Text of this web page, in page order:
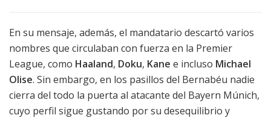
En su mensaje, además, el mandatario descartó varios
nombres que circulaban con fuerza en la Premier
League, como Haaland, Doku, Kane e incluso Michael
Olise. Sin embargo, en los pasillos del Bernabéu nadie
cierra del todo la puerta al atacante del Bayern Múnich,
cuyo perfil sigue gustando por su desequilibrio y